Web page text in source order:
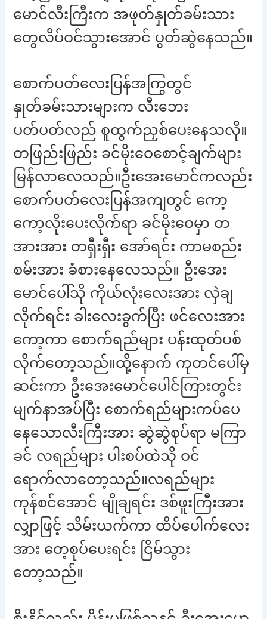
မောင်လီးကြီးက အဖုတ်နှုတ်ခမ်းသား
တွေလိပ်ဝင်သွားအောင် ပွတ်ဆွဲနေသည်။
စောက်ပတ်လေးပြန်အကြွတွင်
နှုတ်ခမ်းသားများက လီးဘေး
ပတ်ပတ်လည် စူထွက်ညှစ်ပေးနေသလို။
တဖြည်းဖြည်း ခင်မိုးဝေစောင့်ချက်များ
မြန်လာလေသည်။ဦးအေးမောင်ကလည်း
စောက်ပတ်လေးပြန်အကျတွင် ကော့
ကော့လိုးပေးလိုက်ရာ ခင်မိုးဝေမှာ တ
အားအား တရှီးရှီး အော်ရင်း ကာမစည်း
စမ်းအား ခံစားနေလေသည်။ ဦးအေး
မောင်ပေါ်သို ကိုယ်လုံးလေးအား လှဲချ
လိုက်ရင်း ခါးလေးခွက်ပြီး ဖင်လေးအား
ကော့ကာ စောက်ရည်များ ပန်းထုတ်ပစ်
လိုက်တော့သည်။ထို့နောက် ကုတင်ပေါ်မှ
ဆင်းကာ ဦးအေးမောင်ပေါင်ကြားတွင်း
မျက်နာအပ်ပြီး စောက်ရည်များကပ်ပေ
နေသောလီးကြီးအား ဆွဲဆွဲစုပ်ရာ မကြာ
ခင် လရည်များ ပါးစပ်ထဲသို ဝင်
ရောက်လာတော့သည်။လရည်များ
ကုန်စင်အောင် မျိုချရင်း ဒစ်ဖူးကြီးအား
လျှာဖြင့် သိမ်းယက်ကာ ထိပ်ပေါက်လေး
အား တေ့စုပ်ပေးရင်း ငြိမ်သွား
တော့သည်။